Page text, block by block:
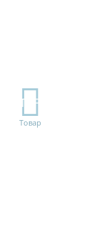
TOP
Товар